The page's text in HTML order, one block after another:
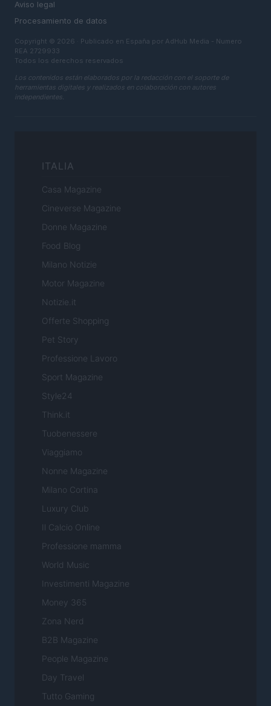
Aviso legal
Procesamiento de datos
Copyright © 2026 · Publicado en España por AdHub Media - Numero
REA 2729933
Todos los derechos reservados
Los contenidos están elaborados por la redacción con el soporte de
herramientas digitales y realizados en colaboración con autores
independientes.
ITALIA
Casa Magazine
Cineverse Magazine
Donne Magazine
Food Blog
Milano Notizie
Motor Magazine
Notizie.it
Offerte Shopping
Pet Story
Professione Lavoro
Sport Magazine
Style24
Think.it
Tuobenessere
Viaggiamo
Nonne Magazine
Milano Cortina
Luxury Club
Il Calcio Online
Professione mamma
World Music
Investimenti Magazine
Money 365
Zona Nerd
B2B Magazine
People Magazine
Day Travel
Tutto Gaming